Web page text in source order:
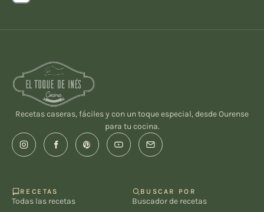
Recetas caseras, fáciles y con un toque especial, desde Ourense
para tu cocina.
RECETAS
Todas las recetas
BUSCAR POR
Buscador de recetas